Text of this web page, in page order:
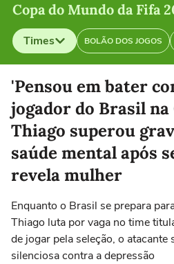
Copa do Mundo da Fifa
Times BOLÃO DOS JOGOS
Selecione o time para ver as
'Pensou em bater
jogador do Brasil na
Thiago superou
saúde mental após
revela mulher
Enquanto o Brasil se prepara
Thiago luta por vaga no time
de jogar pela seleção, o atacante
silenciosa contra a depressão